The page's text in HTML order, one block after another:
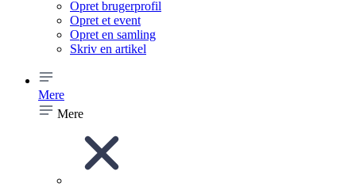
Opret brugerprofil
Opret et event
Opret en samling
Skriv en artikel
Mere
Mere